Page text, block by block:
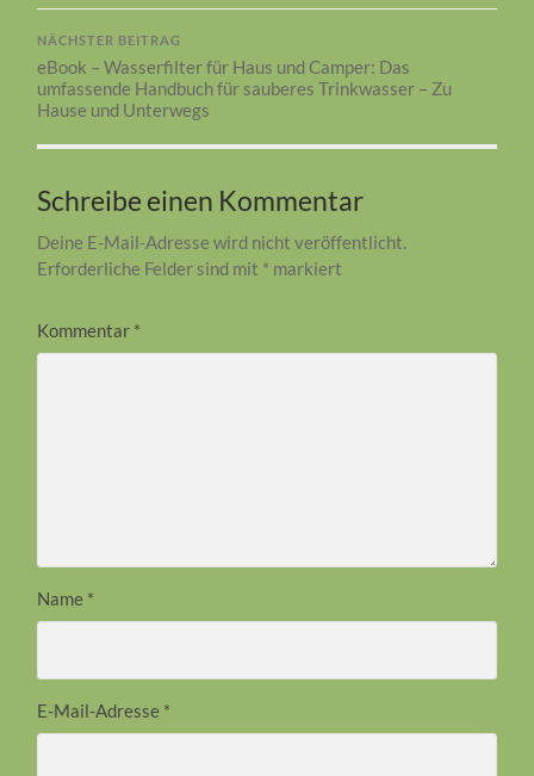
NÄCHSTER BEITRAG
eBook – Wasserfilter für Haus und Camper: Das
umfassende Handbuch für sauberes Trinkwasser – Zu
Hause und Unterwegs
Schreibe einen Kommentar
Deine E-Mail-Adresse wird nicht veröffentlicht.
Erforderliche Felder sind mit * markiert
Kommentar *
Name *
E-Mail-Adresse *